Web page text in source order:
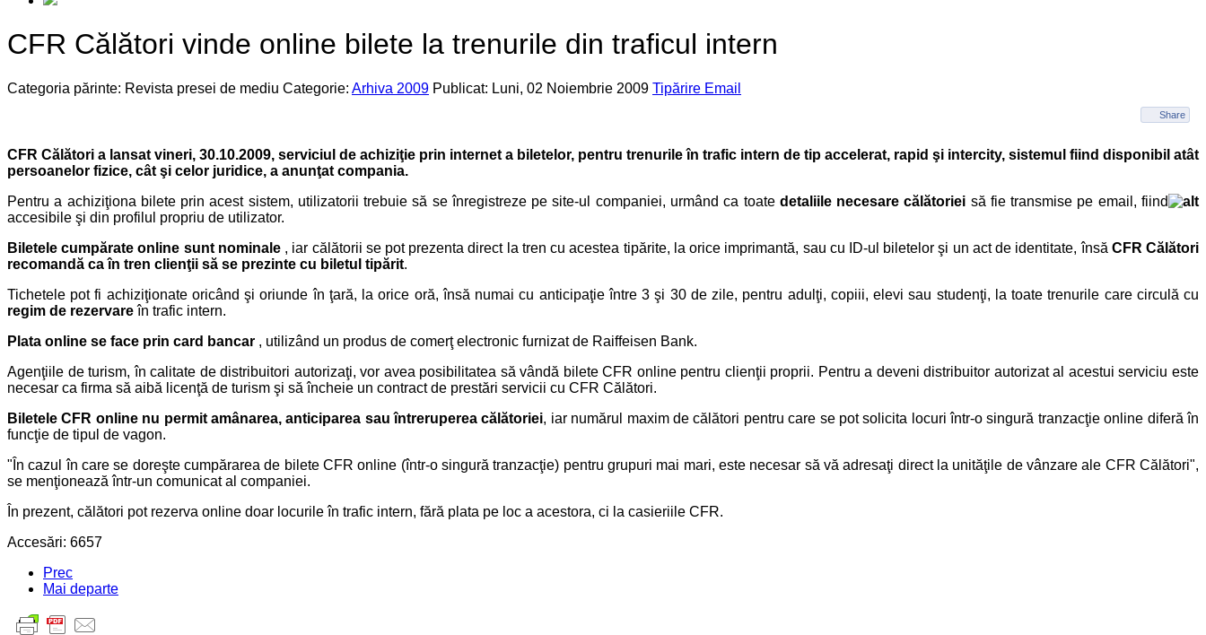
CFR Călători vinde online bilete la trenurile din traficul intern
Categoria părinte: Revista presei de mediu Categorie: Arhiva 2009 Publicat: Luni, 02 Noiembrie 2009 Tipărire Email
Share
CFR Călători a lansat vineri, 30.10.2009, serviciul de achiziţie prin internet a biletelor, pentru trenurile în trafic intern de tip accelerat, rapid şi intercity, sistemul fiind disponibil atât
persoanelor fizice, cât şi celor juridice, a anunţat compania.
Pentru a achiziţiona bilete prin acest sistem, utilizatorii trebuie să se înregistreze pe site-ul companiei, urmând ca toate detaliile necesare călătoriei să fie transmise pe email, fiind
accesibile şi din profilul propriu de utilizator.
Biletele cumpărate online sunt nominale , iar călătorii se pot prezenta direct la tren cu acestea tipărite, la orice imprimantă, sau cu ID-ul biletelor şi un act de identitate, însă CFR Călători
recomandă ca în tren clienţii să se prezinte cu biletul tipărit.
Tichetele pot fi achiziţionate oricând şi oriunde în ţară, la orice oră, însă numai cu anticipaţie între 3 şi 30 de zile, pentru adulţi, copiii, elevi sau studenţi, la toate trenurile care circulă cu
regim de rezervareîn trafic intern.
Plata online se face prin card bancar , utilizând un produs de comerţ electronic furnizat de Raiffeisen Bank.
Agenţiile de turism, în calitate de distribuitori autorizaţi, vor avea posibilitatea să vândă bilete CFR online pentru clienţii proprii. Pentru a deveni distribuitor autorizat al acestui serviciu este
necesar ca firma să aibă licenţă de turism şi să încheie un contract de prestări servicii cu CFR Călători.
Biletele CFR online nu permit amânarea, anticiparea sau întreruperea călătoriei, iar numărul maxim de călători pentru care se pot solicita locuri într-o singură tranzacţie online diferă în
funcţie de tipul de vagon.
"În cazul în care se doreşte cumpărarea de bilete CFR online (într-o singură tranzacţie) pentru grupuri mai mari, este necesar să vă adresaţi direct la unităţile de vânzare ale CFR Călători",
se menţionează într-un comunicat al companiei.
În prezent, călători pot rezerva online doar locurile în trafic intern, fără plata pe loc a acestora, ci la casieriile CFR.
Accesări: 6657
Prec
Mai departe